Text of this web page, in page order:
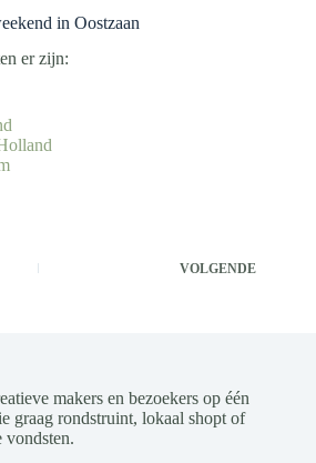
in Oostzaan
er zijn:
VOLGENDE
makers en bezoekers op één
graag rondstruint, lokaal shopt of
vondsten.